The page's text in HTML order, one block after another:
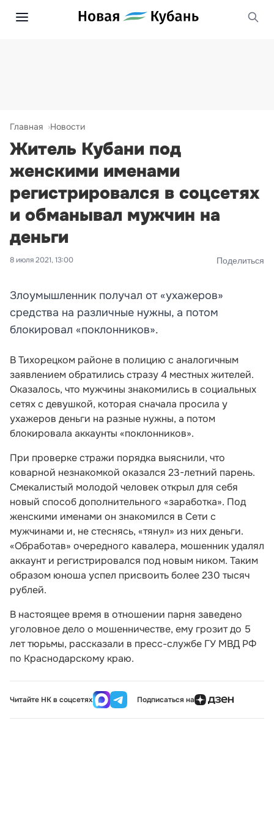
Главная Новости
Житель Кубани под
женскими именами
регистрировался в соцсетях
и обманывал мужчин на
деньги
8 июля 2021, 13:00 Поделиться
Злоумышленник получал от «ухажеров»
средства на различные нужны, а потом
блокировал «поклонников».
В Тихорецком районе в полицию с аналогичным
заявлением обратились стразу 4 местных жителей.
Оказалось, что мужчины знакомились в социальных
сетях с девушкой, которая сначала просила у
ухажеров деньги на разные нужны, а потом
блокировала аккаунты «поклонников».
При проверке стражи порядка выяснили, что
коварной незнакомкой оказался 23-летний парень.
Смекалистый молодой человек открыл для себя
новый способ дополнительного «заработка». Под
женскими именами он знакомился в Сети с
мужчинами и, не стеснясь, «тянул» из них деньги.
«Обработав» очередного кавалера, мошенник удалял
аккаунт и регистрировался под новым ником. Таким
образом юноша успел присвоить более 230 тысяч
рублей.
В настоящее время в отношении парня заведено
уголовное дело о мошенничестве, ему грозит до 5
лет тюрьмы, рассказали в пресс-службе ГУ МВД РФ
по Краснодарскому краю.
Читайте НК в соцсетях Подписаться на